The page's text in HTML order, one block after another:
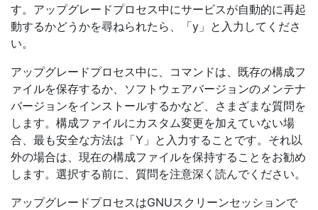
す。アップグレードプロセス中にサービスが自動的に再起
動するかどうかを尋ねられたら、「y」と入力してくださ
い。
アップグレードプロセス中に、コマンドは、既存の構成フ
ァイルを保存するか、ソフトウェアバージョンのメンテナ
バージョンをインストールするかなど、さまざまな質問を
します。構成ファイルにカスタム変更を加えていない場
合、最も安全な方法は「Y」と入力することです。それ以
外の場合は、現在の構成ファイルを保持することをお勧め
します。選択する前に、質問を注意深く読んでください。
アップグレードプロセスはGNUスクリーンセッションで